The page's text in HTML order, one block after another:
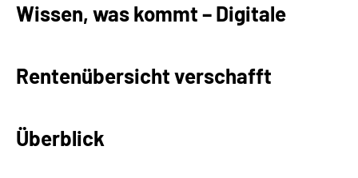
Experten
Über uns & Presse
Wissen, was kommt – Digitale
Rentenübersicht verschafft
Überblick